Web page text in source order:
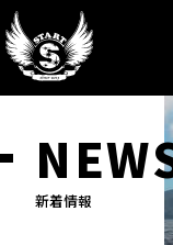
新着情報